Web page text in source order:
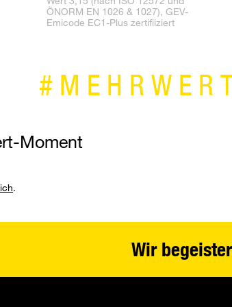
ÖNORM EN 1026 & 1027), GEV-
Emicode EC1-Plus zertifiiziert
Moment
.
Wir